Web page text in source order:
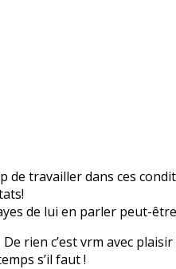
de travailler dans ces
de lui en parler peut-
rien c’est vrm avec
s’il faut !